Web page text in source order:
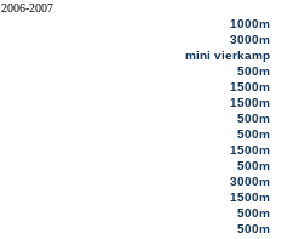
2006-2007
1000m
3000m
mini vierkamp
500m
1500m
1500m
500m
500m
1500m
500m
3000m
1500m
500m
500m